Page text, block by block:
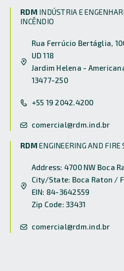
RDM INDÚSTRIA E
INCÊNDIO
Rua Ferrúcio Bertáglia,
UD 118
Jardim Helena -
13477-250
+55 19 2042.4200
comercial@rdm.ind.br
RDM ENGINEERING AND FIRE
Address: 4700 NW Boca
City/State: Boca Raton /
EIN: 84-3642559
Zip Code: 33431
comercial@rdm.ind.br